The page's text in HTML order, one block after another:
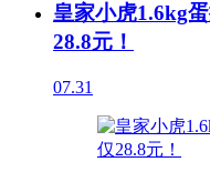
皇家小虎1.6kg
28.8元！
07.31